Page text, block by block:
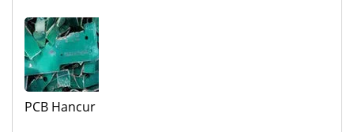
PCB Hancur